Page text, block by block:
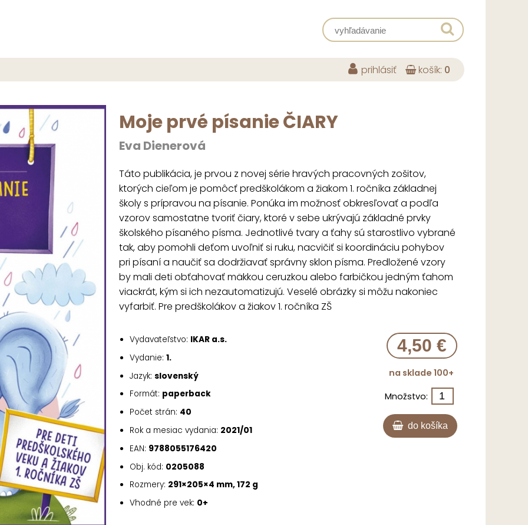
košík: 0
prihlásiť
Moje prvé písanie ČIARY
Eva Dienerová
Táto publikácia, je prvou z novej série hravých pracovných zošitov,
ktorých cieľom je pomôcť predškolákom a žiakom 1. ročníka základnej
školy s prípravou na písanie. Ponúka im možnosť obkresľovať a podľa
vzorov samostatne tvoriť čiary, ktoré v sebe ukrývajú základné prvky
školského písaného písma. Jednotlivé tvary a ťahy sú starostlivo vybrané
tak, aby pomohli deťom uvoľniť si ruku, nacvičiť si koordináciu pohybov
pri písaní a naučiť sa dodržiavať správny sklon písma. Predložené vzory
by mali deti obťahovať mäkkou ceruzkou alebo farbičkou jedným ťahom
viackrát, kým si ich nezautomatizujú. Veselé obrázky si môžu nakoniec
vyfarbiť. Pre predškolákov a žiakov 1. ročníka ZŠ
Vydavateľstvo: IKAR a.s.
Vydanie: 1.
Jazyk: slovenský
Formát: paperback
Počet strán: 40
Rok a mesiac vydania: 2021/01
EAN: 9788055176420
Obj. kód: 0205088
Rozmery: 291×205×4 mm, 172 g
Vhodné pre vek: 0+
4,50 €
na sklade 100+
Množstvo:
do košíka